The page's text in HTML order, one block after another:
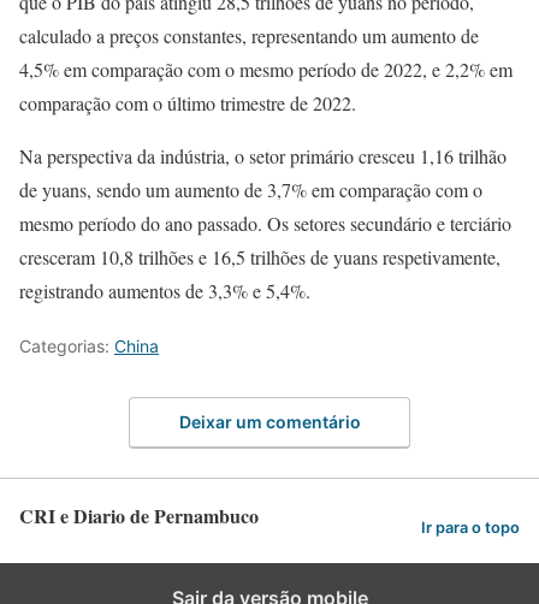
calculado a preços constantes, representando um aumento de
4,5% em comparação com o mesmo período de 2022, e 2,2% em
comparação com o último trimestre de 2022.
Na perspectiva da indústria, o setor primário cresceu 1,16 trilhão
de yuans, sendo um aumento de 3,7% em comparação com o
mesmo período do ano passado. Os setores secundário e terciário
cresceram 10,8 trilhões e 16,5 trilhões de yuans respetivamente,
registrando aumentos de 3,3% e 5,4%.
Categorias: China
Deixar um comentário
CRI e Diario de Pernambuco Ir para o topo
Sair da versão mobile